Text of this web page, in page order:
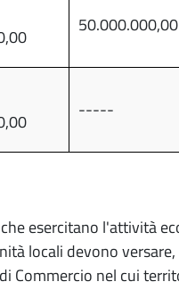
50.000.000,00
-----
esercitano l'attività
locali devono
Commercio nel cui